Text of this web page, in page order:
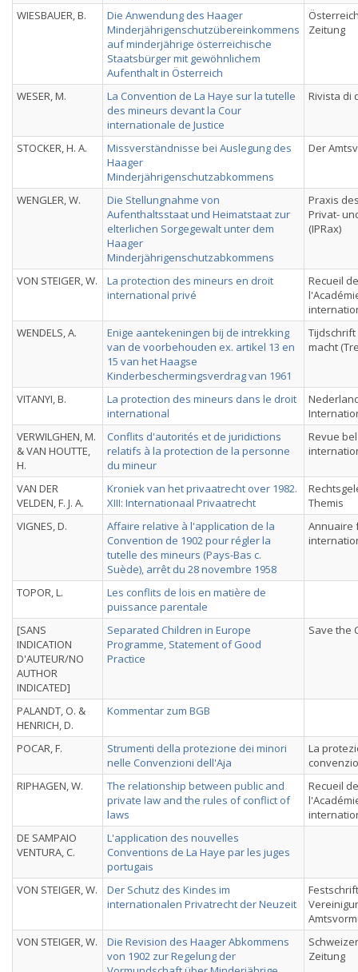
WIESBAUER, B.
Die Anwendung des Haager
Minderjährigenschutzübereinkommens
auf minderjährige österreichische
Staatsbürger mit gewöhnlichem
Aufenthalt in Österreich
Zeitung
WESER, M.
La Convention de La Haye sur la tutelle
des mineurs devant la Cour
internationale de Justice
Rivista di
STOCKER, H. A.
Missverständnisse bei Auslegung des
Haager
Minderjährigenschutzabkommens
Der
WENGLER, W.
Die Stellungnahme von
Aufenthaltsstaat und Heimatstaat zur
elterlichen Sorgegewalt unter dem
Haager
Minderjährigenschutzabkommens
Praxis
Privat-
(IPRax)
VON STEIGER, W.
La protection des mineurs en droit
international privé
Recueil
WENDELS, A.
Enige aantekeningen bij de intrekking
van de voorbehouden ex. artikel 13 en
15 van het Haagse
Kinderbeschermingsverdrag van 1961
macht
VITANYI, B.
La protection des mineurs dans le droit
international
VERWILGHEN, M.
& VAN HOUTTE,
H.
Conflits d'autorités et de juridictions
relatifs à la protection de la personne
du mineur
Revue
VAN DER
VELDEN, F. J. A.
Kroniek van het privaatrecht over 1982.
XIII: Internationaal Privaatrecht
Themis
VIGNES, D.
Affaire relative à l'application de la
Convention de 1902 pour régler la
tutelle des mineurs (Pays-Bas c.
Suède), arrêt du 28 novembre 1958
Annuaire
TOPOR, L.
Les conflits de lois en matière de
puissance parentale
[SANS
INDICATION
D'AUTEUR/NO
AUTHOR
INDICATED]
Separated Children in Europe
Programme, Statement of Good
Practice
Save the
PALANDT, O. &
HENRICH, D.
Kommentar zum BGB
POCAR, F.
Strumenti della protezione dei minori
nelle Convenzioni dell'Aja
La
RIPHAGEN, W.
The relationship between public and
private law and the rules of conflict of
laws
Recueil
DE SAMPAIO
VENTURA, C.
L'application des nouvelles
Conventions de La Haye par les juges
portugais
VON STEIGER, W.
Der Schutz des Kindes im
internationalen Privatrecht der Neuzeit
VON STEIGER, W.
Die Revision des Haager Abkommens
von 1902 zur Regelung der
Zeitung